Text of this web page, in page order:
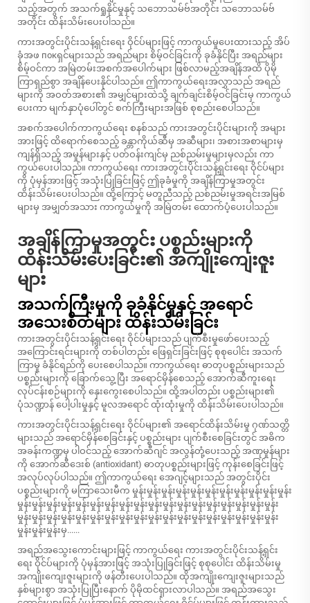
သည့်အတွက် အသက်ရှုနိုင်မှုနှင့် သဘောသမ်ဗ်အတိုင်း သဘောသမ်ဗ်
အတိုင်း ထိန်းသိမ်းပေးပါသည်။
ကားအတွင်းပိုင်းသန့်ရှင်းရေး ဝိုင်ပ်များဖြင့် ကာကွယ်မှုပေးထားသည့် အိပ်
ခုံအဖ покရှင်များသည် အရည်များ စိမ့်ဝင်ခြင်းကို ခုခံနိုင်ပြီး အရည်များ
စိမ့်ဝင်ကာ အမြဲတမ်းအစက်အပေါက်များ ဖြစ်လာမည့်အချိန်အထိ ပိုမို
ကြာရှည်စွာ အချိန်ပေးနိုင်ပါသည်။ ဤကာကွယ်ရေးအလွှာသည် အရည်
များကို အဝတ်အစား၏ အမျှင်များထဲသို့ ချက်ချင်းစိမ့်ဝင်ခြင်းမှ ကာကွယ်
ပေးကာ မျက်နှာပုံပေါ်တွင် စက်ကြီးများအဖြစ် စုစည်းစေပါသည်။
အစက်အပေါက်ကာကွယ်ရေး စနစ်သည် ကားအတွင်းပိုင်းများကို အများ
အားဖြင့် ထိရောက်စေသည့် ခန္တာကိုယ်ဆီမှ အဆီများ၊ အစားအစာများမှ
ကျန်ရှိသည့် အမှုန်များနှင့် ပတ်ဝန်းကျင်မှ ညစ်ညမ်းမှုများမှလည်း ကာ
ကွယ်ပေးပါသည်။ ကာကွယ်ရေး ကားအတွင်းပိုင်းသန့်ရှင်းရေး ဝိုင်ပ်များ
ကို ပုံမှန်အားဖြင့် အသုံးပြုခြင်းဖြင့် ဤခုခံမှုကို အချိန်ကြာမှုအတွင်း
ထိန်းသိမ်းပေးပါသည်။ ထို့ကြောင့် မတူညီသည့် ညစ်ညမ်းမှုအရင်းအမြစ်
များမှ အမျှတ်အသား ကာကွယ်မှုကို အမြဲတမ်း ထောက်ပံ့ပေးပါသည်။
အချိန်ကြာမှုအတွင်း ပစ္စည်းများကို
ထိန်းသိမ်းပေးခြင်း၏ အကျိုးကျေးဇူး
များ
အသက်ကြီးမှုကို ခုခံနိုင်မှုနှင့် အရောင်
အသေးစိတ်များ ထိန်းသိမ်းခြင်း
ကားအတွင်းပိုင်းသန့်ရှင်းရေး ဝိုင်ပ်များသည် ပျက်စီးမှုဖော်ပေးသည့်
အကြောင်းရင်းများကို တစ်ပါတည်း ဖြေရှင်းခြင်းဖြင့် စုစုပေါင်း အသက်
ကြာမှု ခံနိုင်ရည်ကို ပေးစေပါသည်။ ကာကွယ်ရေး ဓာတုပစ္စည်းများသည်
ပစ္စည်းများကို ခြောက်သွေ့ပြီး အရောင်မှိန်စေသည့် အောက်ဆီကူးရေး
လုပ်ငန်းစဉ်များကို နှေးကွေးစေပါသည်။ ထို့အပါတည်း ပစ္စည်းများ၏
ပုံသဏ္ဍာန် ပေါ့ပါးမှုနှင့် မူလအရောင် ထုံးထုံးမှုကို ထိန်းသိမ်းပေးပါသည်။
ကားအတွင်းပိုင်းသန့်ရှင်းရေး ဝိုင်ပ်များ၏ အရောင်ထိန်းသိမ်းမှု ဂုဏ်သတ္တိ
များသည် အရောင်မှိန်စေခြင်းနှင့် ပစ္စည်းများ ပျက်စီးစေခြင်းတွင် အဓိက
အခန်းကဏ္ဍမှ ပါဝင်သည့် အောက်ဆီဂျင် အလွန်တုံ့ပေးသည့် အဏုမှုန်များ
ကို အောက်ဆီဒေးစ် (antioxidant) ဓာတုပစ္စည်းများဖြင့် ကုန်းစေခြင်းဖြင့်
အလုပ်လုပ်ပါသည်။ ဤကာကွယ်ရေး အေဂျင့်များသည် အတွင်းပိုင်း
ပစ္စည်းများကို မကြာသေးမီက မှုန်းမှုန်းမှုန်းမှုန်းမှုန်းမှုန်းမှုန်းမှုန်းမှုန်းမှုန်းမှုန်း
မှုန်းမှုန်းမှုန်းမှုန်းမှုန်းမှုန်းမှုန်းမှုန်းမှုန်းမှုန်းမှုန်းမှုန်းမှုန်းမှုန်းမှုန်းမှုန်းမှုန်းမှုန်း
မှုန်းမှုန်းမှုန်းမှုန်းမှုန်းမှုန်းမှုန်းမှုန်းမှုန်းမှုန်းမှုန်းမှုန်းမှုန်းမှုန်းမှုန်းမှုန်းမှုန်းမှုန်း
မှုန်းမှုန်းမှုန်းမှ......
အရည်အသွေးကောင်းများဖြင့် ကာကွယ်ရေး ကားအတွင်းပိုင်းသန့်ရှင်း
ရေး ဝိုင်ပ်များကို ပုံမှန်အားဖြင့် အသုံးပြုခြင်းဖြင့် စုစုပေါင်း ထိန်းသိမ်းမှု
အကျိုးကျေးဇူးများကို ဖန်တီးပေးပါသည်။ ထိုအကျိုးကျေးဇူးများသည်
နှစ်များစွာ အသုံးပြုပြီးနောက် ပိုမိုထင်ရှားလာပါသည်။ အရည်အသွေး